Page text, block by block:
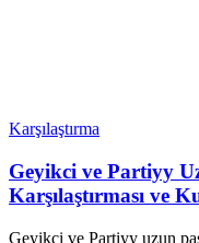
Karşılaştırma
Geyikci ve Partiyy
Karşılaştırması ve
Geyikci ve Partiyy uzun